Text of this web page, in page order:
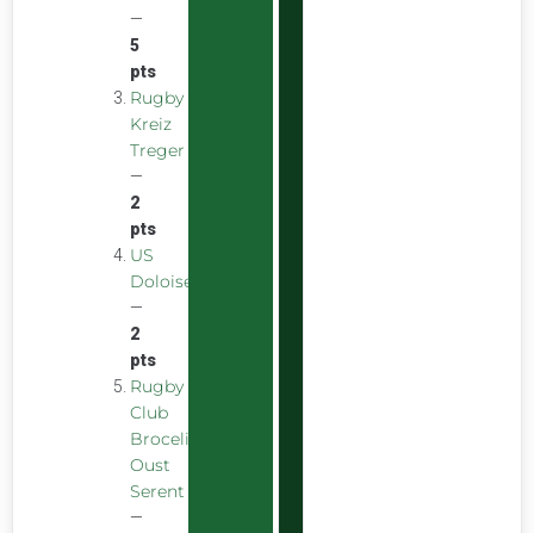
—
5
pts
Rugby
Kreiz
Treger
—
2
pts
US
Doloise
—
2
pts
Rugby
Club
Broceliande
Oust
Serent
—